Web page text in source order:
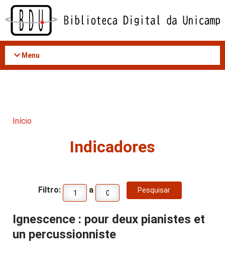
Acessar
conteúdo
Menu
Início
Indicadores
Filtro: a
Ignescence : pour deux pianistes et
un percussionniste